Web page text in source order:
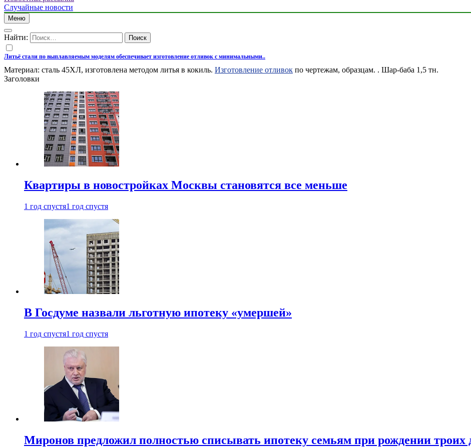
Случайные новости
Меню
Найти:
Литьё стали по выплавляемым моделям обеспечивает изготовление отливок с минимальными..
Материал: сталь 45ХЛ, изготовлена методом литья в кокиль. Изготовление отливок по чертежам, образцам. . Шар-баба 1,5 тн.
Заголовки
Квартиры в новостройках Москвы становятся все меньше
1 год спустя1 год спустя
В Госдуме назвали льготную ипотеку «умершей»
1 год спустя1 год спустя
Миронов предложил полностью списывать ипотеку семьям при рождении троих